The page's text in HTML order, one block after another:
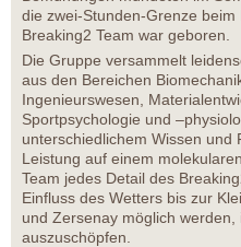
die zwei-Stunden-Grenze
Breaking2 Team war geboren.
Die Gruppe versammelt
aus den Bereichen
Ingenieurswesen,
Sportpsychologie und
unterschiedlichem Wissen und
Leistung auf einem
Team jedes Detail des
Einfluss des Wetters bis zur
und Zersenay möglich werden,
auszuschöpfen.